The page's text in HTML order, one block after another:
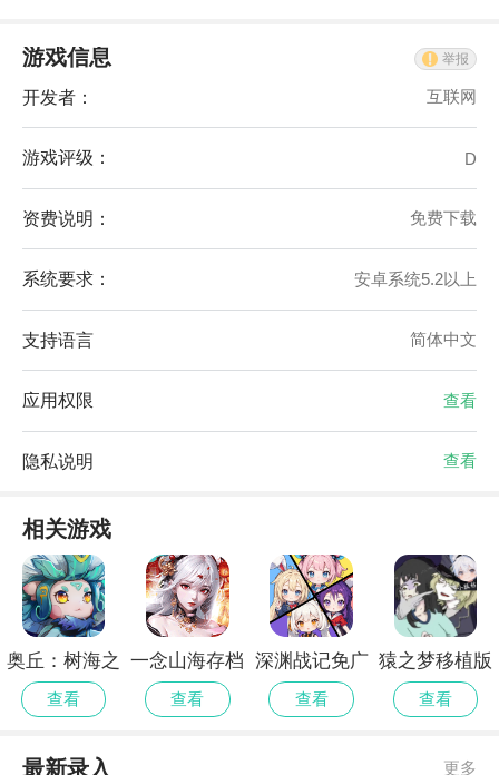
游戏信息 举报
开发者： 互联网
游戏评级： D
资费说明： 免费下载
系统要求： 安卓系统5.2以上
支持语言 简体中文
应用权限 查看
隐私说明 查看
相关游戏
奥丘：树海之
下精简版
查看
一念山海存档
版
查看
深渊战记免广
告版
查看
猿之梦移植版
查看
最新录入 更多